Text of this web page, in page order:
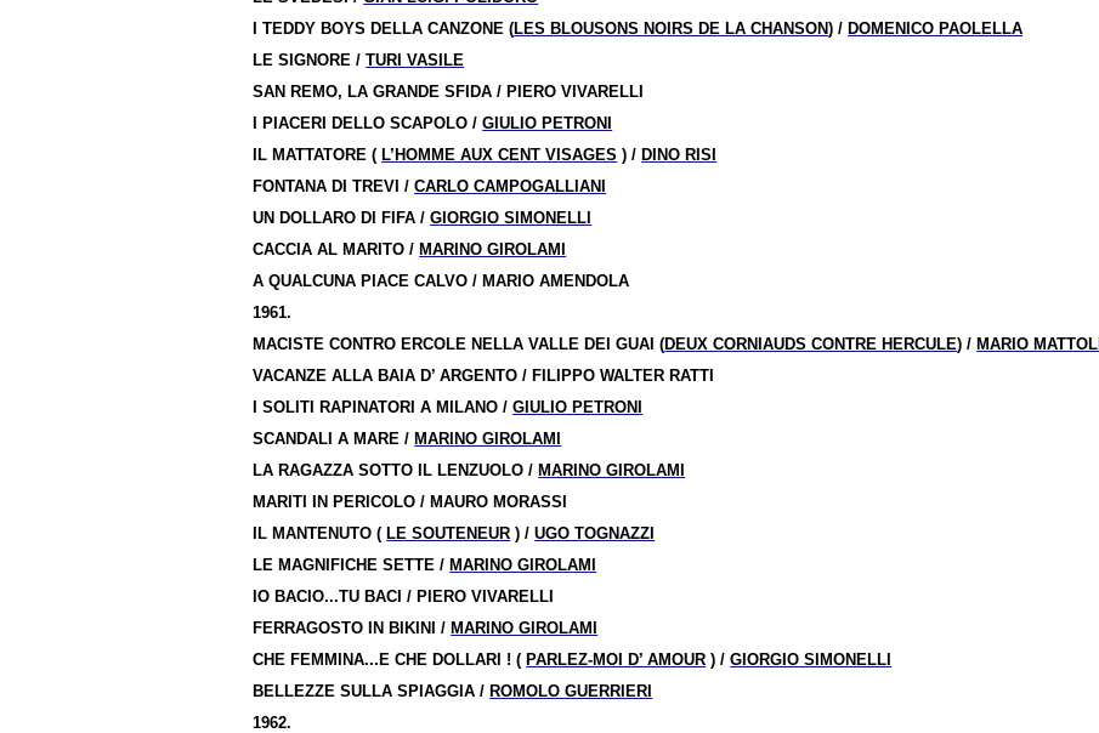
I TEDDY BOYS DELLA CANZONE (LES BLOUSONS NOIRS DE LA CHANSON) / DOMENICO PAOLELLA
LE SIGNORE /TURI VASILE
SAN REMO, LA GRANDE SFIDA / PIERO VIVARELLI
I PIACERI DELLO SCAPOLO /GIULIO PETRONI
IL MATTATORE ( L’HOMME AUX CENT VISAGES ) / DINO RISI
FONTANA DI TREVI /CARLO CAMPOGALLIANI
UN DOLLARO DI FIFA /GIORGIO SIMONELLI
CACCIA AL MARITO / MARINO GIROLAMI
A QUALCUNA PIACE CALVO / MARIO AMENDOLA
1961.
MACISTE CONTRO ERCOLE NELLA VALLE DEI GUAI (DEUX CORNIAUDS CONTRE HERCULE) / MARIO MATTOLI
VACANZE ALLA BAIA D’ ARGENTO / FILIPPO WALTER RATTI
I SOLITI RAPINATORI A MILANO /GIULIO PETRONI
SCANDALI A MARE / MARINO GIROLAMI
LA RAGAZZA SOTTO IL LENZUOLO / MARINO GIROLAMI
MARITI IN PERICOLO / MAURO MORASSI
IL MANTENUTO ( LE SOUTENEUR ) /UGO TOGNAZZI
LE MAGNIFICHE SETTE / MARINO GIROLAMI
IO BACIO...TU BACI / PIERO VIVARELLI
FERRAGOSTO IN BIKINI / MARINO GIROLAMI
CHE FEMMINA...E CHE DOLLARI ! ( PARLEZ-MOI D’ AMOUR ) /GIORGIO SIMONELLI
BELLEZZE SULLA SPIAGGIA / ROMOLO GUERRIERI
1962.